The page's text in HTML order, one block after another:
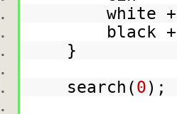
white +=
black +=
}
search(0